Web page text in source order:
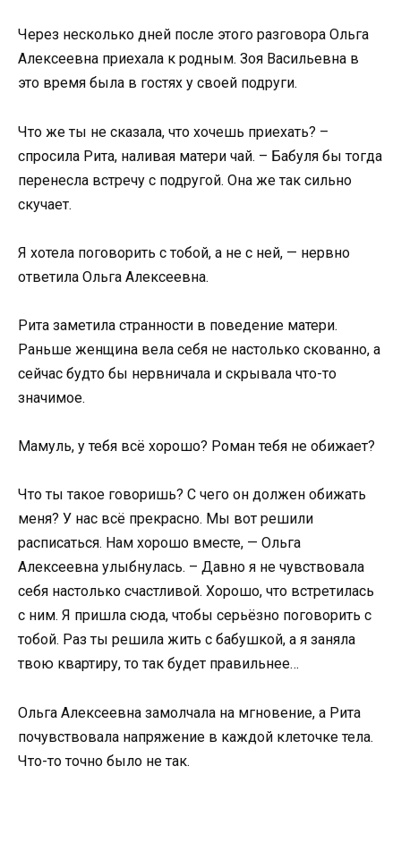
Через несколько дней после этого разговора Ольга
Алексеевна приехала к родным. Зоя Васильевна в
это время была в гостях у своей подруги.
Что же ты не сказала, что хочешь приехать? –
спросила Рита, наливая матери чай. – Бабуля бы тогда
перенесла встречу с подругой. Она же так сильно
скучает.
Я хотела поговорить с тобой, а не с ней, — нервно
ответила Ольга Алексеевна.
Рита заметила странности в поведение матери.
Раньше женщина вела себя не настолько скованно, а
сейчас будто бы нервничала и скрывала что-то
значимое.
Мамуль, у тебя всё хорошо? Роман тебя не обижает?
Что ты такое говоришь? С чего он должен обижать
меня? У нас всё прекрасно. Мы вот решили
расписаться. Нам хорошо вместе, — Ольга
Алексеевна улыбнулась. – Давно я не чувствовала
себя настолько счастливой. Хорошо, что встретилась
с ним. Я пришла сюда, чтобы серьёзно поговорить с
тобой. Раз ты решила жить с бабушкой, а я заняла
твою квартиру, то так будет правильнее…
Ольга Алексеевна замолчала на мгновение, а Рита
почувствовала напряжение в каждой клеточке тела.
Что-то точно было не так.